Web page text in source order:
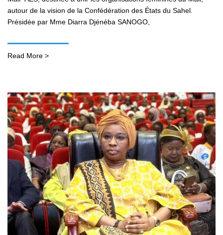
autour de la vision de la Confédération des États du Sahel.
Présidée par Mme Diarra Djénéba SANOGO,
Read More >